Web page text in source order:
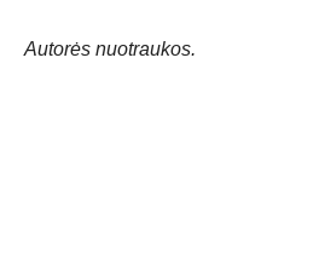
Autorės nuotraukos.